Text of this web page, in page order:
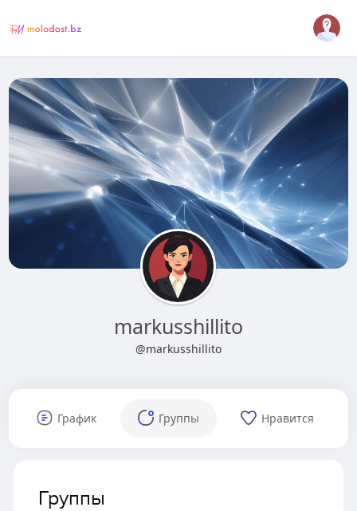
markusshillito
@markusshillito
График Группы Нравится
Группы